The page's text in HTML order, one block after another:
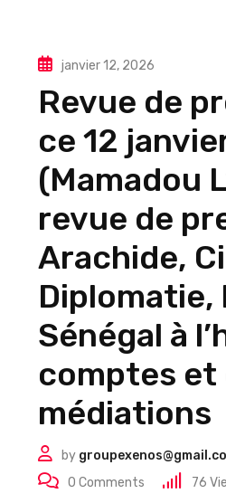
janvier 12, 2026
Revue de
ce 12
(Mamadou
revue de
Arachide,
Diplomatie,
Sénégal à
comptes et
médiations
by
0 Comments 76